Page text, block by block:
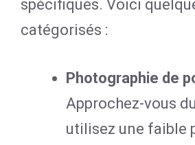
spécifiques. Voici
catégorisés :
Photographie de
Approchez-vous
utilisez une faible